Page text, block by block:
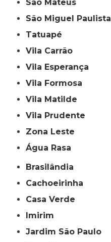
São Mateus
São Miguel Paulista
Tatuapé
Vila Carrão
Vila Esperança
Vila Formosa
Vila Matilde
Vila Prudente
Zona Leste
Água Rasa
Brasilândia
Cachoeirinha
Casa Verde
Imirim
Jardim São Paulo